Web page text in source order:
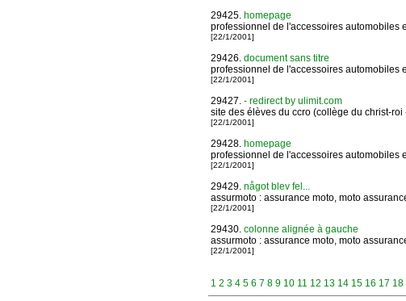
29425. homepage
professionnel de l'accessoires automobiles
[22/1/2001]
29426. document sans titre
professionnel de l'accessoires automobiles
[22/1/2001]
29427. - redirect by ulimit.com
site des élèves du ccro (collège du christ-
[22/1/2001]
29428. homepage
professionnel de l'accessoires automobiles
[22/1/2001]
29429. något blev fel...
assurmoto : assurance moto, moto
[22/1/2001]
29430. colonne alignée à gauche
assurmoto : assurance moto, moto
[22/1/2001]
1 2 3 4 5 6 7 8 9 10 11 12 13 14 15 16 17 18